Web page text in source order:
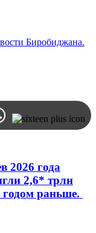
2026 года
2,6* трлн
раньше.